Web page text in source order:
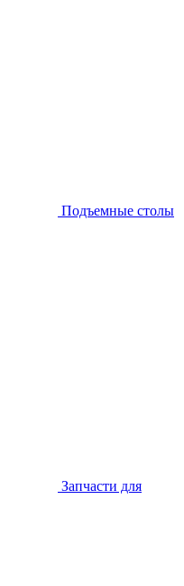
Подъемные столы
Запчасти для